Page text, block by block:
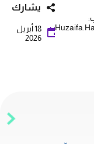
يشارك
18 أبريل
2026